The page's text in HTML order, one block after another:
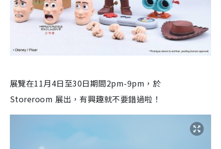
展覽在11月4日至30日期間2pm-9pm ，於
Storeroom 展出，有興趣就不要錯過啦！